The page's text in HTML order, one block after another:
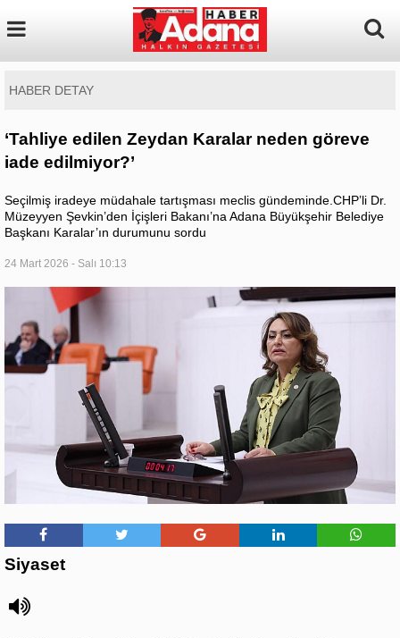
HABER DETAY
‘Tahliye edilen Zeydan Karalar neden göreve
iade edilmiyor?’
Seçilmiş iradeye müdahale tartışması meclis gündeminde.CHP’li Dr.
Müzeyyen Şevkin’den İçişleri Bakanı’na Adana Büyükşehir Belediye
Başkanı Karalar’ın durumunu sordu
24 Mart 2026 - Salı 10:13
Siyaset